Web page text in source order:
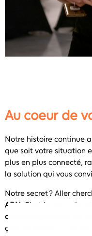
Au coeur de
Notre histoire continue
que soit votre situation
plus en plus connecté,
la solution qui vous
Notre secret ? Aller
ADN . C’est le cœur de
accompagnement sur
gestion expert. En se